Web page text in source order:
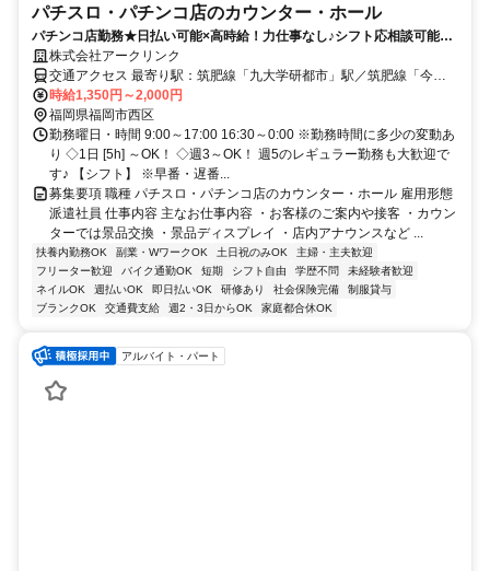
パチスロ・パチンコ店のカウンター・ホール
パチンコ店勤務★日払い可能×高時給！力仕事なし♪シフト応相談可能◎
未経験OK！週3日～OK！
株式会社アークリンク
交通アクセス 最寄り駅：筑肥線「九大学研都市」駅／筑肥線「今
宿」駅／筑肥線「周船寺」駅
時給1,350円～2,000円
福岡県福岡市西区
勤務曜日・時間 9:00～17:00 16:30～0:00 ※勤務時間に多少の変動あ
り ◇1日 [5h] ～OK！ ◇週3～OK！ 週5のレギュラー勤務も大歓迎で
す♪ 【シフト】 ※早番・遅番...
募集要項 職種 パチスロ・パチンコ店のカウンター・ホール 雇用形態
派遣社員 仕事内容 主なお仕事内容 ・お客様のご案内や接客 ・カウン
ターでは景品交換 ・景品ディスプレイ ・店内アナウンスなど ...
扶養内勤務OK 副業・WワークOK 土日祝のみOK
主婦・主夫歓迎
フリーター歓迎
バイク通勤OK 短期 シフト自由 学歴不問
未経験者歓迎
ネイルOK
週払いOK 即日払いOK 研修あり 社会保険完備
制服貸与
ブランクOK
交通費支給 週2・3日からOK 家庭都合休OK
アルバイト・パート